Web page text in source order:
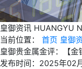
皇御资讯 HUANGYU
当前位置：
首页 皇御
皇御贵金属金评：【
发布时间：2025年02